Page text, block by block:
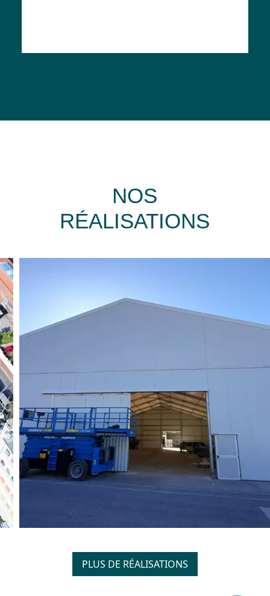
NOS
RÉALISATIONS
PLUS DE RÉALISATIONS